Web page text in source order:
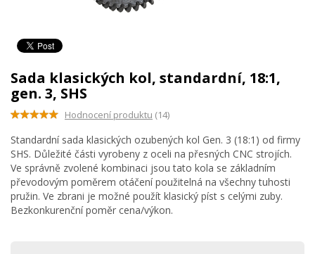
Sada klasických kol, standardní, 18:1,
gen. 3, SHS
Hodnocení produktu (14)
Standardní sada klasických ozubených kol Gen. 3 (18:1) od firmy
SHS. Důležité části vyrobeny z oceli na přesných CNC strojích.
Ve správně zvolené kombinaci jsou tato kola se základním
převodovým poměrem otáčení použitelná na všechny tuhosti
pružin. Ve zbrani je možné použít klasický píst s celými zuby.
Bezkonkurenční poměr cena/výkon.